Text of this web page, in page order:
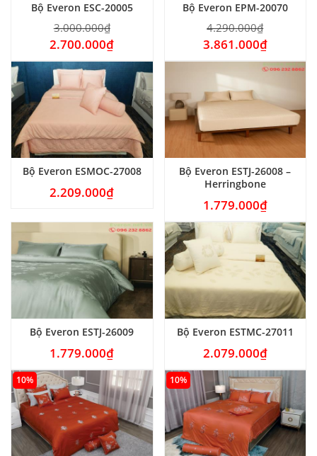
Bộ Everon ESC-20005
3.000.000₫
2.700.000₫
Bộ Everon EPM-20070
4.290.000₫
3.861.000₫
Bộ Everon ESMOC-27008
2.209.000₫
Bộ Everon ESTJ-26008 –
Herringbone
1.779.000₫
Bộ Everon ESTJ-26009
1.779.000₫
Bộ Everon ESTMC-27011
2.079.000₫
10% 10%